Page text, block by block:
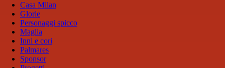
Casa Milan
Glorie
Personaggi spicco
Maglia
Inni e cori
Palmares
Sponsor